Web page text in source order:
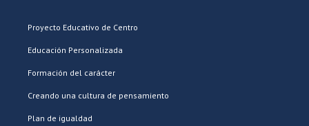
Proyecto Educativo de Centro
Educación Personalizada
Formación del carácter
Creando una cultura de pensamiento
Plan de igualdad